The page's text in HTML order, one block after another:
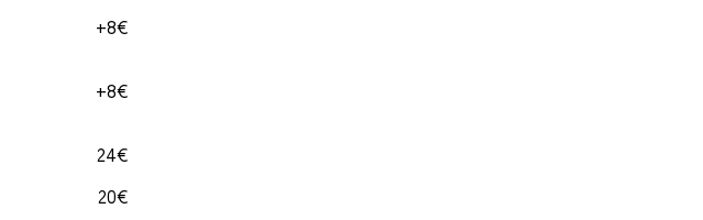
+8€
+8€
24€
20€